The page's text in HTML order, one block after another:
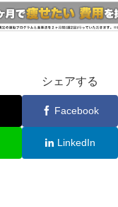
シェアする
Facebook
LinkedIn